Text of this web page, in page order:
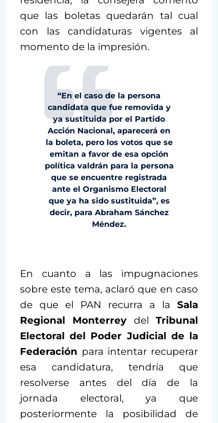
que las boletas quedarán tal cual
con las candidaturas vigentes al
momento de la impresión.
“En el caso de la persona
candidata que fue removida y
ya sustituida por el Partido
Acción Nacional, aparecerá en
la boleta, pero los votos que se
emitan a favor de esa opción
política valdrán para la persona
que se encuentre registrada
ante el Organismo Electoral
que ya ha sido sustituida”, es
decir, para Abraham Sánchez
Méndez.
En cuanto a las impugnaciones
sobre este tema, aclaró que en caso
de que el PAN recurra a la Sala
Regional Monterrey delTribunal
Electoral del Poder Judicial de la
Federación para intentar recuperar
esa candidatura, tendría que
resolverse antes del día de la
jornada electoral, ya que
posteriormente la posibilidad de